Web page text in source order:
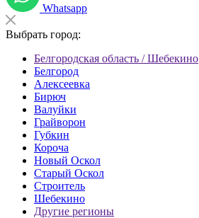
Whatsapp
Выбрать город:
Белгородская область / Шебекино
Белгород
Алексеевка
Бирюч
Валуйки
Грайворон
Губкин
Короча
Новый Оскол
Старый Оскол
Строитель
Шебекино
Другие регионы